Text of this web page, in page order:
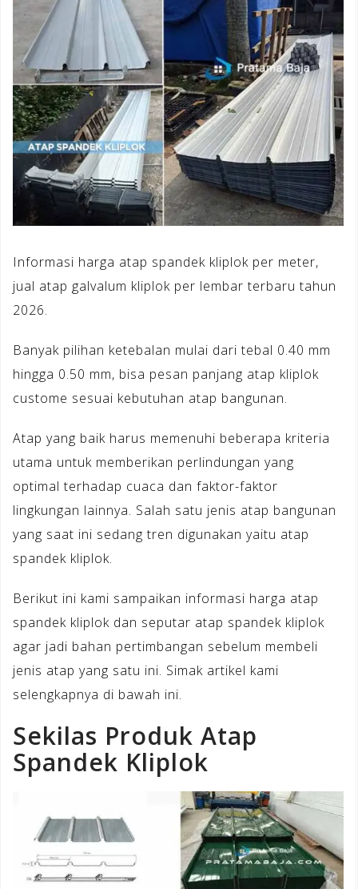
Informasi harga atap spandek kliplok per meter,
jual atap galvalum kliplok per lembar terbaru tahun
2026.
Banyak pilihan ketebalan mulai dari tebal 0.40 mm
hingga 0.50 mm, bisa pesan panjang atap kliplok
custome sesuai kebutuhan atap bangunan.
Atap yang baik harus memenuhi beberapa kriteria
utama untuk memberikan perlindungan yang
optimal terhadap cuaca dan faktor-faktor
lingkungan lainnya. Salah satu jenis atap bangunan
yang saat ini sedang tren digunakan yaitu atap
spandek kliplok.
Berikut ini kami sampaikan informasi harga atap
spandek kliplok dan seputar atap spandek kliplok
agar jadi bahan pertimbangan sebelum membeli
jenis atap yang satu ini. Simak artikel kami
selengkapnya di bawah ini.
Sekilas Produk Atap
Spandek Kliplok